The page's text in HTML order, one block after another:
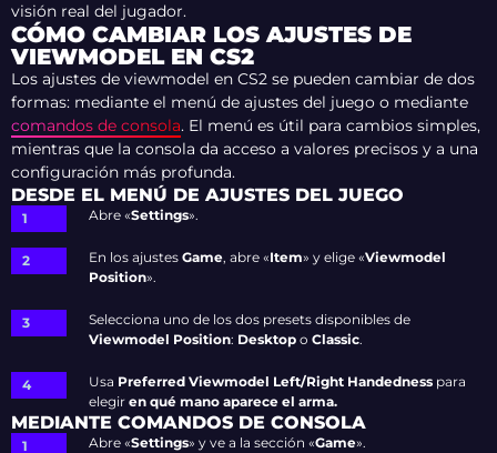
visión real del jugador.
CÓMO CAMBIAR LOS AJUSTES DE
VIEWMODEL EN CS2
Los ajustes de viewmodel en CS2 se pueden cambiar de dos
formas: mediante el menú de ajustes del juego o mediante
comandos de consola. El menú es útil para cambios simples,
mientras que la consola da acceso a valores precisos y a una
configuración más profunda.
DESDE EL MENÚ DE AJUSTES DEL JUEGO
Abre «Settings».
En los ajustes Game, abre «Item» y elige «Viewmodel
Position».
Selecciona uno de los dos presets disponibles de
Viewmodel Position: Desktop o Classic.
Usa Preferred Viewmodel Left/Right Handedness para
elegir en qué mano aparece el arma.
MEDIANTE COMANDOS DE CONSOLA
Abre «Settings» y ve a la sección «Game».